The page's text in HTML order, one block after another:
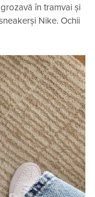
în tramvai și
Nike. Ochii